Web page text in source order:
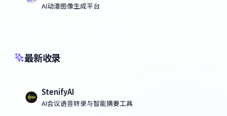
AI动漫图像生成平台
最新收录
StenifyAI
AI会议语音转录与智能摘要工具